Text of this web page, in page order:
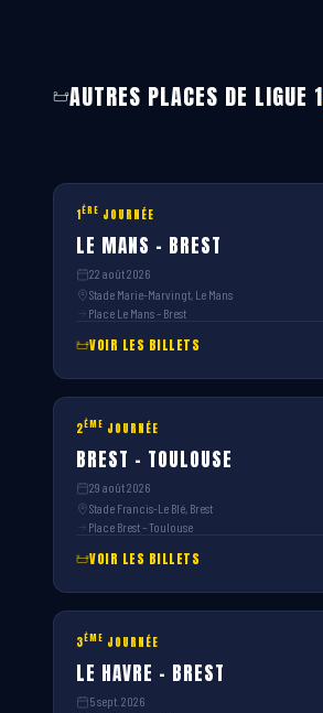
AUTRES PLACES DE LIGUE 1
1ÈRE JOURNÉE
LE MANS – BREST
22 août 2026
Stade Marie-Marvingt, Le Mans
Place Le Mans – Brest
VOIR LES BILLETS
2ÈME JOURNÉE
BREST – TOULOUSE
29 août 2026
Stade Francis-Le Blé, Brest
Place Brest – Toulouse
VOIR LES BILLETS
3ÈME JOURNÉE
LE HAVRE – BREST
5 sept. 2026